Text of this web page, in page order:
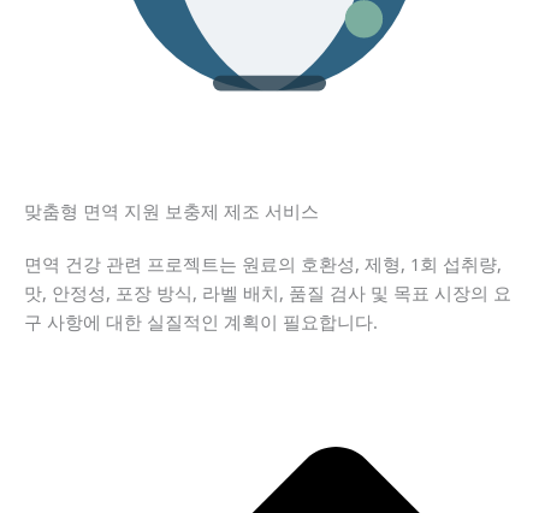
맞춤형 면역 지원 보충제 제조 서비스
면역 건강 관련 프로젝트는 원료의 호환성, 제형, 1회 섭취량,
맛, 안정성, 포장 방식, 라벨 배치, 품질 검사 및 목표 시장의 요
구 사항에 대한 실질적인 계획이 필요합니다.